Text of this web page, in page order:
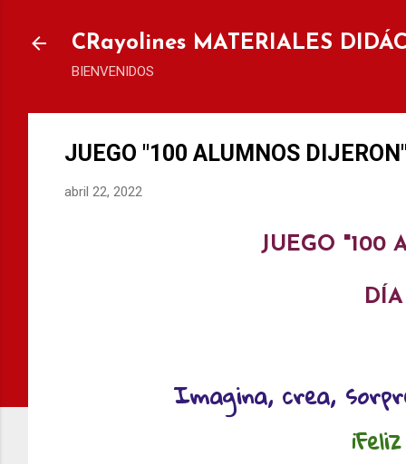
CRayolines MATERIALES
BIENVENIDOS
JUEGO "100 ALUMNOS
abril 22, 2022
JUEGO "100
Imagina, crea,